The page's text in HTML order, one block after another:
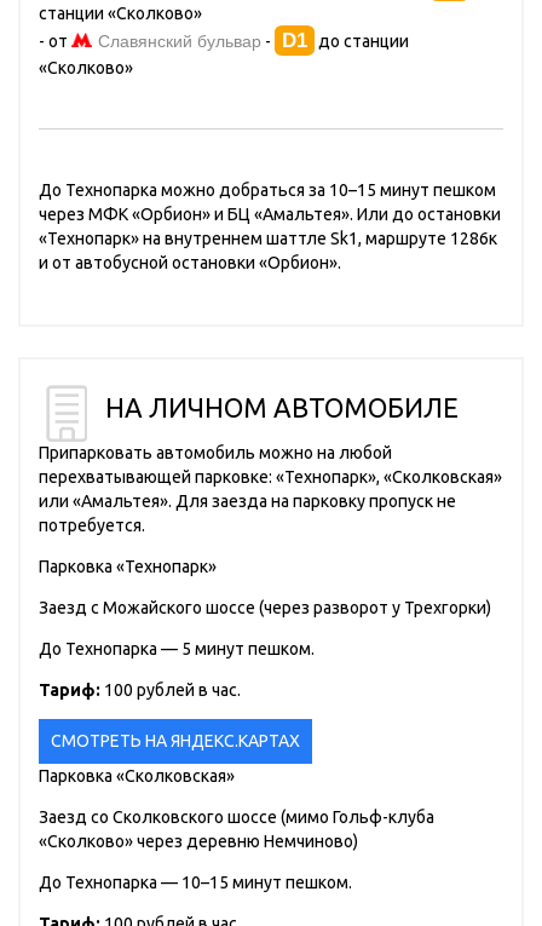
станции «Сколково»
- от
Славянский бульвар - D1
до станции
«Сколково»
До Технопарка можно добраться за 10–15 минут пешком
через МФК «Орбион» и БЦ «Амальтея». Или до остановки
«Технопарк» на внутреннем шаттле Sk1, маршруте 1286к
и от автобусной остановки «Орбион».
НА ЛИЧНОМ АВТОМОБИЛЕ
Припарковать автомобиль можно на любой
перехватывающей парковке: «Технопарк», «Сколковская»
или «Амальтея». Для заезда на парковку пропуск не
потребуется.
Парковка «Технопарк»
Заезд с Можайского шоссе (через разворот у Трехгорки)
До Технопарка — 5 минут пешком.
Тариф: 100 рублей в час.
СМОТРЕТЬ НА ЯНДЕКС.КАРТАХ
Парковка «Сколковская»
Заезд со Сколковского шоссе (мимо Гольф-клуба
«Сколково» через деревню Немчиново)
До Технопарка — 10–15 минут пешком.